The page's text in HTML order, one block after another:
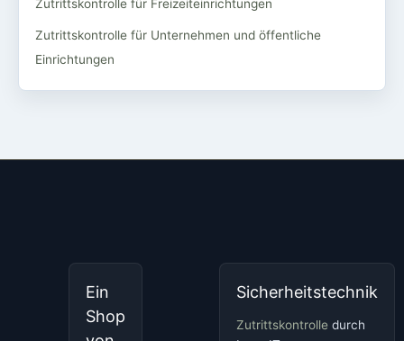
Zutrittskontrolle für Freizeiteinrichtungen
Zutrittskontrolle für Unternehmen und öffentliche
Einrichtungen
Ein
Shop
Sicherheitstechnik
Zutrittskontrolle durch